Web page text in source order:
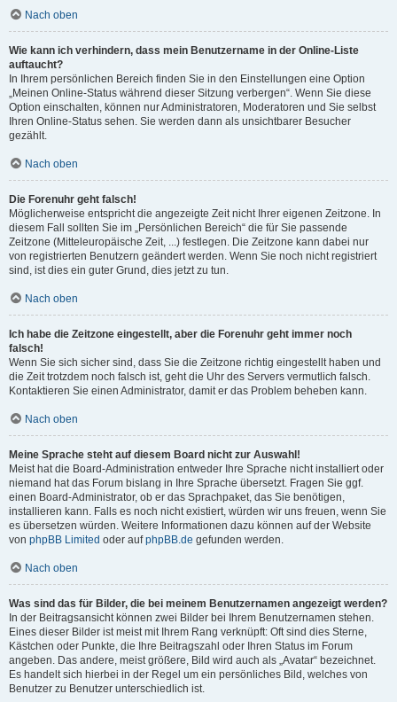
Nach oben
Wie kann ich verhindern, dass mein Benutzername in der Online-Liste
auftaucht?
In Ihrem persönlichen Bereich finden Sie in den Einstellungen eine Option
„Meinen Online-Status während dieser Sitzung verbergen“. Wenn Sie diese
Option einschalten, können nur Administratoren, Moderatoren und Sie selbst
Ihren Online-Status sehen. Sie werden dann als unsichtbarer Besucher
gezählt.
Nach oben
Die Forenuhr geht falsch!
Möglicherweise entspricht die angezeigte Zeit nicht Ihrer eigenen Zeitzone. In
diesem Fall sollten Sie im „Persönlichen Bereich“ die für Sie passende
Zeitzone (Mitteleuropäische Zeit, ...) festlegen. Die Zeitzone kann dabei nur
von registrierten Benutzern geändert werden. Wenn Sie noch nicht registriert
sind, ist dies ein guter Grund, dies jetzt zu tun.
Nach oben
Ich habe die Zeitzone eingestellt, aber die Forenuhr geht immer noch
falsch!
Wenn Sie sich sicher sind, dass Sie die Zeitzone richtig eingestellt haben und
die Zeit trotzdem noch falsch ist, geht die Uhr des Servers vermutlich falsch.
Kontaktieren Sie einen Administrator, damit er das Problem beheben kann.
Nach oben
Meine Sprache steht auf diesem Board nicht zur Auswahl!
Meist hat die Board-Administration entweder Ihre Sprache nicht installiert oder
niemand hat das Forum bislang in Ihre Sprache übersetzt. Fragen Sie ggf.
einen Board-Administrator, ob er das Sprachpaket, das Sie benötigen,
installieren kann. Falls es noch nicht existiert, würden wir uns freuen, wenn Sie
es übersetzen würden. Weitere Informationen dazu können auf der Website
von phpBB Limited oder aufphpBB.de gefunden werden.
Nach oben
Was sind das für Bilder, die bei meinem Benutzernamen angezeigt werden?
In der Beitragsansicht können zwei Bilder bei Ihrem Benutzernamen stehen.
Eines dieser Bilder ist meist mit Ihrem Rang verknüpft: Oft sind dies Sterne,
Kästchen oder Punkte, die Ihre Beitragszahl oder Ihren Status im Forum
angeben. Das andere, meist größere, Bild wird auch als „Avatar“ bezeichnet.
Es handelt sich hierbei in der Regel um ein persönliches Bild, welches von
Benutzer zu Benutzer unterschiedlich ist.